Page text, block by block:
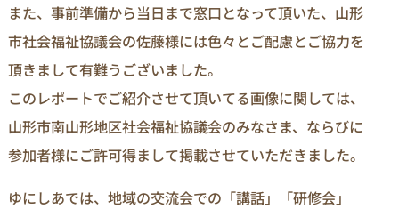
また、事前準備から当日まで窓口となって頂いた、山形
市社会福祉協議会の佐藤様には色々とご配慮とご協力を
頂きまして有難うございました。
このレポートでご紹介させて頂いてる画像に関しては、
山形市南山形地区社会福祉協議会のみなさま、ならびに
参加者様にご許可得まして掲載させていただきました。
ゆにしあでは、地域の交流会での「講話」「研修会」